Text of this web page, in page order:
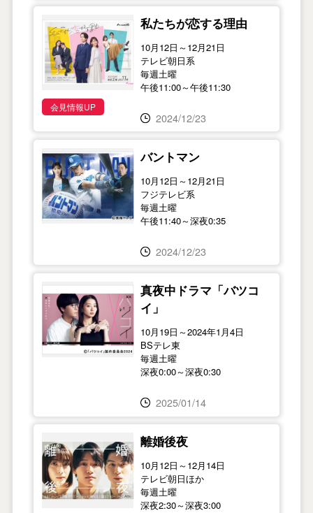
会見情報UP
私たちが恋する理由
10月12日～12月21日
テレビ朝日系
毎週土曜
午後11:00～午後11:30
2024/12/23
バントマン
10月12日～12月21日
フジテレビ系
毎週土曜
午後11:40～深夜0:35
2024/12/23
真夜中ドラマ「バツコ
イ」
10月19日～2024年1月4日
BSテレ東
毎週土曜
深夜0:00～深夜0:30
2025/01/14
離婚後夜
10月12日～12月14日
テレビ朝日ほか
毎週土曜
深夜2:30～深夜3:00